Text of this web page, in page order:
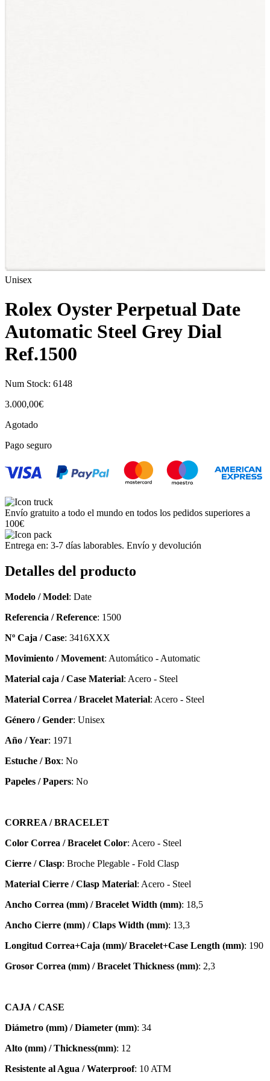
Unisex
Rolex Oyster Perpetual Date
Automatic Steel Grey Dial
Ref.1500
Num Stock: 6148
3.000,00€
Agotado
Pago seguro
Envío gratuito a todo el mundo en todos los pedidos superiores a
100€
Entrega en: 3-7 días laborables. Envío y devolución
Detalles del producto
Modelo / Model: Date
Referencia / Reference: 1500
Nº Caja / Case: 3416XXX
Movimiento / Movement: Automático - Automatic
Material caja / Case Material: Acero - Steel
Material Correa / Bracelet Material: Acero - Steel
Género / Gender: Unisex
Año / Year: 1971
Estuche / Box: No
Papeles / Papers: No
CORREA / BRACELET
Color Correa / Bracelet Color: Acero - Steel
Cierre / Clasp: Broche Plegable - Fold Clasp
Material Cierre / Clasp Material: Acero - Steel
Ancho Correa (mm) / Bracelet Width (mm): 18,5
Ancho Cierre (mm) / Claps Width (mm): 13,3
Longitud Correa+Caja (mm)/ Bracelet+Case Length (mm): 190
Grosor Correa (mm) / Bracelet Thickness (mm): 2,3
CAJA / CASE
Diámetro (mm) / Diameter (mm): 34
Alto (mm) / Thickness(mm): 12
Resistente al Agua / Waterproof: 10 ATM